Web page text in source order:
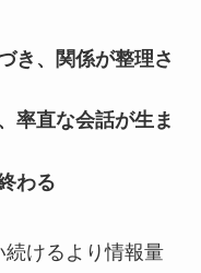
き、関係が整理さ
率直な会話が生ま
わる
続けるより情報量